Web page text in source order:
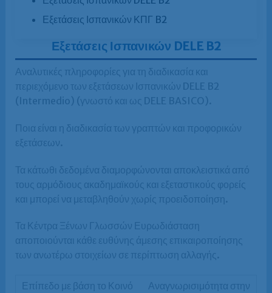
Εξετάσεις Ισπανικών ΚΠΓ B2
Εξετάσεις Ισπανικών DELE B2
Αναλυτικές πληροφορίες για τη διαδικασία και
περιεχόμενο των εξετάσεων Ισπανικών DELE B2
(Intermedio) (γνωστό και ως DELE BASICO).
Ποια είναι η διαδικασία των γραπτών και προφορικών
εξετάσεων.
Τα κάτωθι δεδομένα διαμορφώνονται αποκλειστικά από
τους αρμόδιους ακαδημαϊκούς και εξεταστικούς φορείς
και μπορεί να μεταβληθούν χωρίς προειδοποίηση.
Τα Κέντρα Ξένων Γλωσσών Ευρωδιάσταση
αποποιούνται κάθε ευθύνης άμεσης επικαιροποίησης
των ανωτέρω στοιχείων σε περίπτωση αλλαγής.
Αναγνωρισιμότητα στην